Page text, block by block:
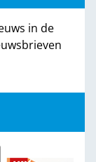
in de